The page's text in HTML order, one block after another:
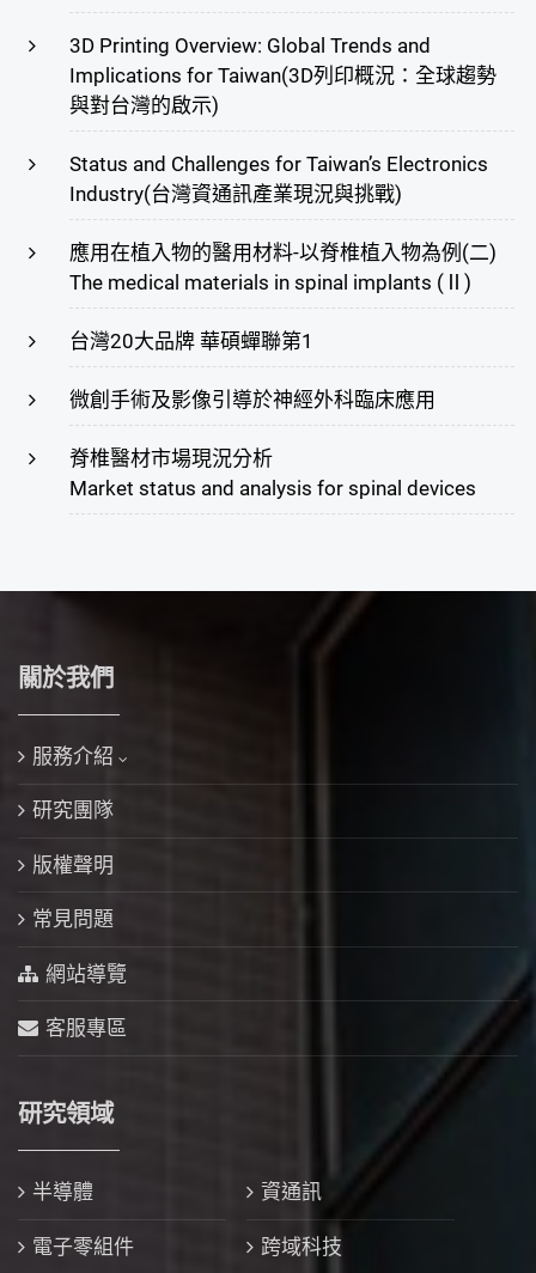
3D Printing Overview: Global Trends and
Implications for Taiwan(3D列印概況：全球趨勢
與對台灣的啟示)
Status and Challenges for Taiwan’s Electronics
Industry(台灣資通訊產業現況與挑戰)
應用在植入物的醫用材料-以脊椎植入物為例(二)
The medical materials in spinal implants (Ⅱ)
台灣20大品牌 華碩蟬聯第1
微創手術及影像引導於神經外科臨床應用
脊椎醫材市場現況分析
Market status and analysis for spinal devices
關於我們
服務介紹
研究團隊
版權聲明
常見問題
網站導覽
客服專區
研究領域
半導體 資通訊
電子零組件 跨域科技